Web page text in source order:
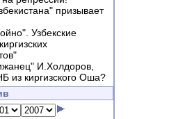
призывает
Узбекские
И.Холдоров,
из киргизского Оша?